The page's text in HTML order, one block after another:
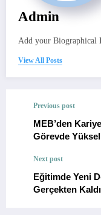
Admin
Add your Biographical
View All Posts
Previous post
MEB’den
Görevde
Next post
Eğitimde Yeni
Gerçekten